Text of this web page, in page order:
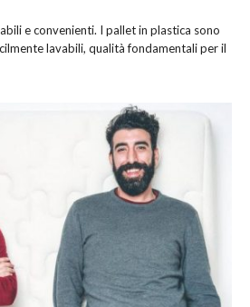
e convenienti. I pallet in plastica sono
lavabili, qualità fondamentali per il